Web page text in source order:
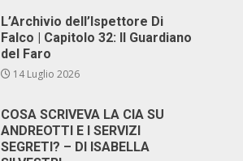
L’Archivio dell’Ispettore Di
Falco | Capitolo 32: Il Guardiano
del Faro
14 Luglio 2026
COSA SCRIVEVA LA CIA SU
ANDREOTTI E I SERVIZI
SEGRETI? – DI ISABELLA